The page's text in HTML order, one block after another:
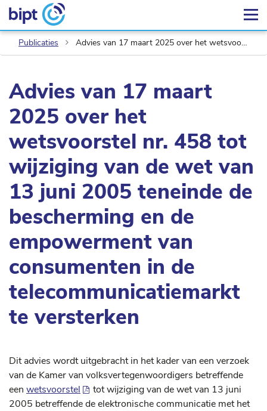
Publicaties Advies van 17 maart 2025 over het wetsvoorstel nr. 458 tot wijziging van de wet van 13 juni 2005 teneinde de bescherming en de empowerment van consumenten in de telecommunicatiemarkt te versterken
Advies van 17 maart
2025 over het
wetsvoorstel nr. 458 tot
wijziging van de wet van
13 juni 2005 teneinde de
bescherming en de
empowerment van
consumenten in de
telecommunicatiemarkt
te versterken
Dit advies wordt uitgebracht in het kader van een verzoek
van de Kamer van volksvertegenwoordigers betreffende
een wetsvoorstel
tot wijziging van de wet van 13 juni
2005 betreffende de elektronische communicatie met het